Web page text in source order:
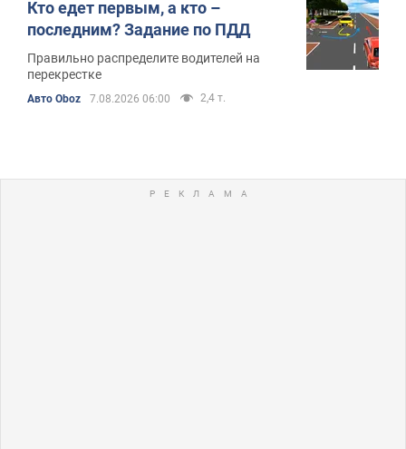
Кто едет первым, а кто –
последним? Задание по ПДД
Правильно распределите водителей на
перекрестке
Авто Oboz 7.08.2026 06:00 2,4 т.